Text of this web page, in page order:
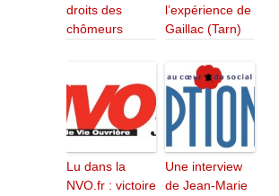
droits des
chômeurs
l’expérience de
Gaillac (Tarn)
Lu dans la
NVO.fr : victoire
Une interview
de Jean-Marie